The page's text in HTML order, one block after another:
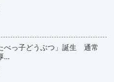
べっ子どうぶつ」誕生 通常
...